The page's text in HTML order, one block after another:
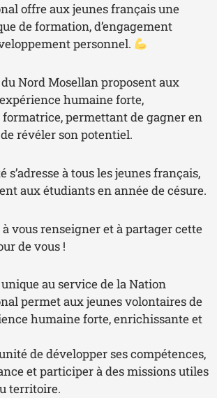
offre aux jeunes français une
de formation, d’engagement
personnel.
Nord Mosellan proposent aux
humaine forte,
permettant de gagner en
révéler son potentiel.
s’adresse à tous les jeunes français,
aux étudiants en année de césure.
à vous renseigner et à partager cette
de vous !
au service de la Nation
permet aux jeunes volontaires de
humaine forte, enrichissante et
de développer ses compétences,
et participer à des missions utiles
territoire.